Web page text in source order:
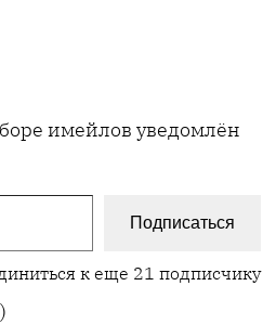
имейлов уведомлён
Подписаться
к еще 21 подписчику